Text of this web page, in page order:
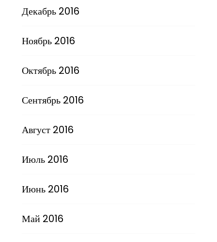
Декабрь 2016
Ноябрь 2016
Октябрь 2016
Сентябрь 2016
Август 2016
Июль 2016
Июнь 2016
Май 2016